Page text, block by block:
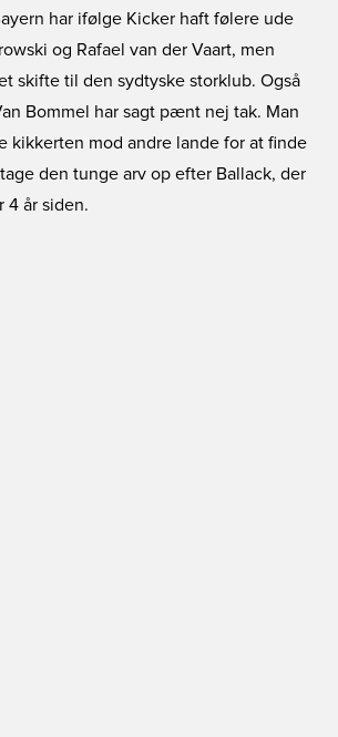
har ifølge Kicker haft følere ude
og Rafael van der Vaart, men
skifte til den sydtyske storklub. Også
Bommel har sagt pænt nej tak. Man
kikkerten mod andre lande for at finde
den tunge arv op efter Ballack, der
4 år siden.